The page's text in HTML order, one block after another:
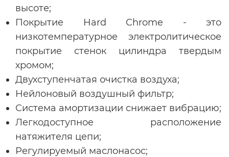
высоте;
Покрытие Hard Chrome - это
низкотемпературное электролитическое
покрытие стенок цилиндра твердым
хромом;
Двухступенчатая очистка воздуха;
Нейлоновый воздушный фильтр;
Система амортизации снижает вибрацию;
Легкодоступное расположение
натяжителя цепи;
Регулируемый маслонасос;